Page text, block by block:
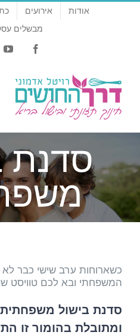
דלג
אודות אירועים
מבשלים
Facebook
סדנת
כשארוחות ערב שישי כבר לא
המשפחתי ובא לכם טוויסט
סדנת בישול משפחתית,
ומתובלת בהומור זו